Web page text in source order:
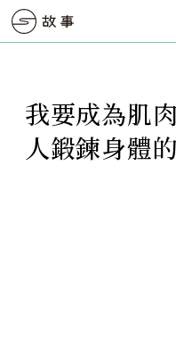
我要成為肌
人鍛鍊身體